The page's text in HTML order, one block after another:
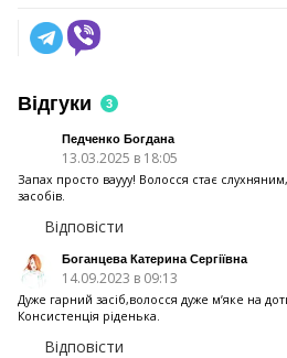
Відгуки 3
Педченко Богдана
13.03.2025 в 18:05
Запах просто ваууу! Волосся стає
засобів.
Відповісти
Боганцева Катерина Сергіївна
14.09.2023 в 09:13
Дуже гарний засіб,волосся дуже мʼяке на
Консистенція ріденька.
Відповісти